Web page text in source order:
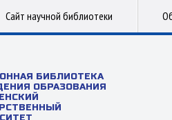
Сайт научной библиотеки
БИБЛИОТЕКА
ОБРАЗОВАНИЯ